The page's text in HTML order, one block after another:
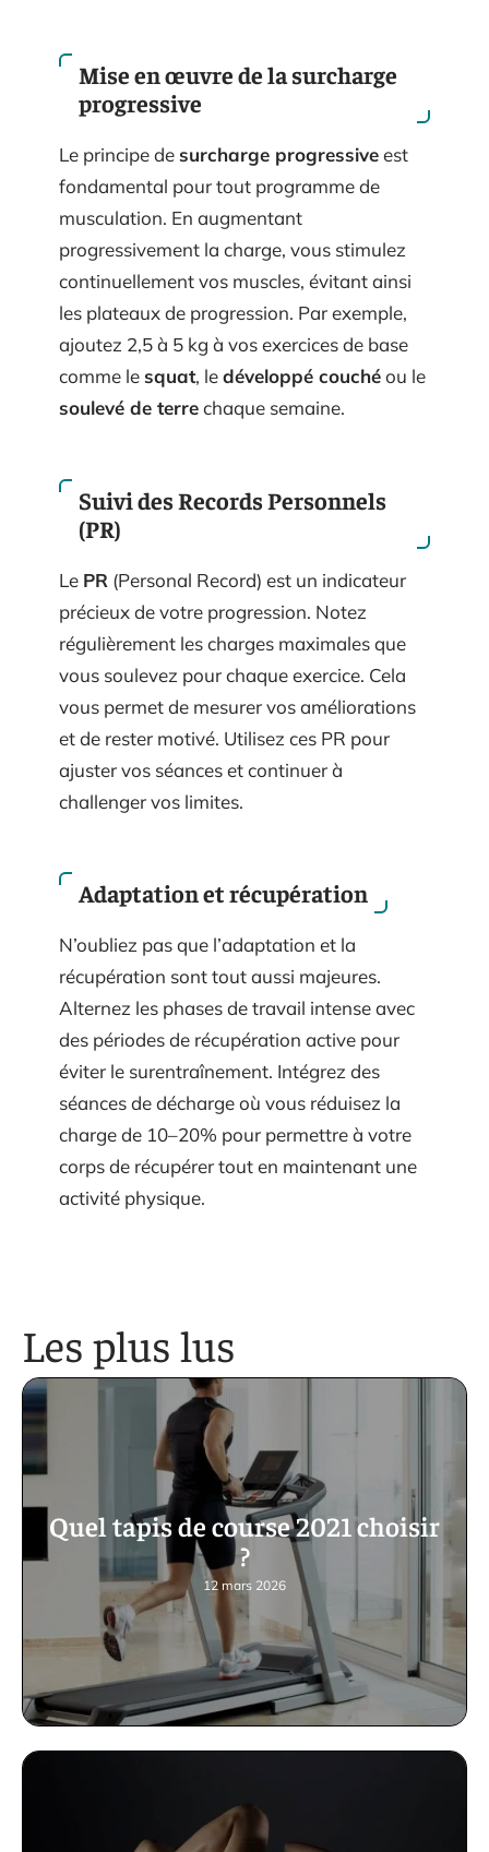
Mise en œuvre de la surcharge
progressive
Le principe desurcharge progressiveest
fondamental pour tout programme de
musculation. En augmentant
progressivement la charge, vous stimulez
continuellement vos muscles, évitant ainsi
les plateaux de progression. Par exemple,
ajoutez 2,5 à 5 kg à vos exercices de base
comme lesquat, ledéveloppé couchéou le
soulevé de terrechaque semaine.
Suivi des Records Personnels
(PR)
Le PR (Personal Record) est un indicateur
précieux de votre progression. Notez
régulièrement les charges maximales que
vous soulevez pour chaque exercice. Cela
vous permet de mesurer vos améliorations
et de rester motivé. Utilisez ces PR pour
ajuster vos séances et continuer à
challenger vos limites.
Adaptation et récupération
N’oubliez pas que l’adaptation et la
récupération sont tout aussi majeures.
Alternez les phases de travail intense avec
des périodes de récupération active pour
éviter le surentraînement. Intégrez des
séances de décharge où vous réduisez la
charge de 10–20% pour permettre à votre
corps de récupérer tout en maintenant une
activité physique.
Les plus lus
Quel tapis de course 2021 choisir
?
12 mars 2026